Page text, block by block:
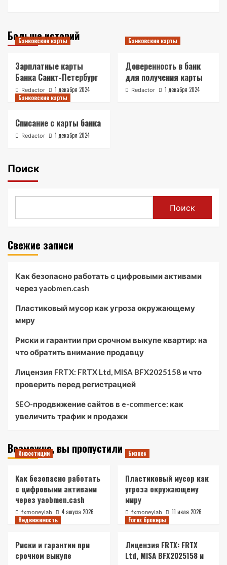
Больше историй
Банковские карты
Зарплатные карты
Банка Санкт-Петербург
Redactor 1 декабря 2024
Банковские карты
Доверенность в банк
для получения карты
Redactor
1 декабря 2024
Банковские карты
Списание с карты банка
Redactor 1 декабря 2024
Поиск
Поиск
Свежие записи
Как безопасно работать с цифровыми активами
через yaobmen.cash
Пластиковый мусор как угроза окружающему
миру
Риски и гарантии при срочном выкупе квартир: на
что обратить внимание продавцу
Лицензия FRTX: FRTX Ltd, MISA BFX2025158 и что
проверить перед регистрацией
SEO-продвижение сайтов в e-commerce: как
увеличить трафик и продажи
Возможно, вы пропустили
Инвестиции
Как безопасно работать
с цифровыми активами
через yaobmen.cash
fxmoneylab 4 августа 2026
Бизнес
Пластиковый мусор как
угроза окружающему
миру
fxmoneylab
11 июля 2026
Недвижимость
Риски и гарантии при
срочном выкупе
Forex брокеры
Лицензия FRTX: FRTX
Ltd, MISA BFX2025158 и